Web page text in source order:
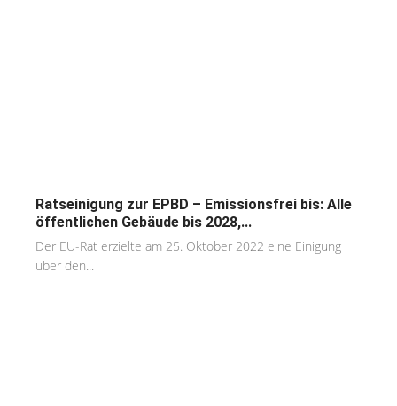
Ratseinigung zur EPBD – Emissionsfrei bis: Alle
öffentlichen Gebäude bis 2028,...
Der EU-Rat erzielte am 25. Oktober 2022 eine Einigung
über den...